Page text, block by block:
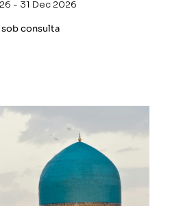
- 31 Dec 2026
sob consulta